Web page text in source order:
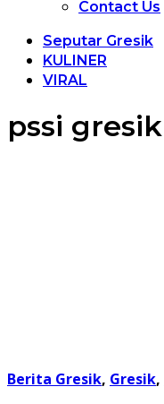
Contact Us
Seputar Gresik
KULINER
VIRAL
pssi gresik
Berita Gresik, Gresik,